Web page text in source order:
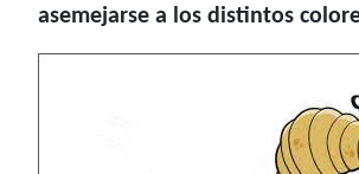
asemejarse a los distintos